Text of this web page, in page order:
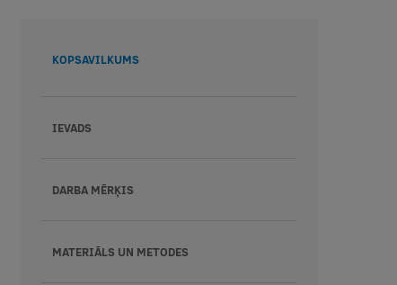
KOPSAVILKUMS
IEVADS
DARBA MĒRĶIS
MATERIĀLS UN METODES